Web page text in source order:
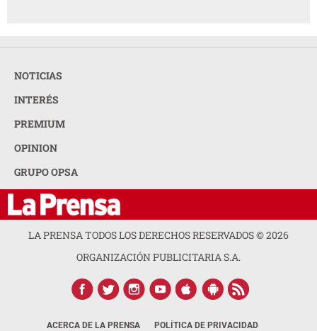
NOTICIAS
INTERÉS
PREMIUM
OPINION
GRUPO OPSA
LA PRENSA TODOS LOS DERECHOS RESERVADOS ©2026
ORGANIZACIÓN PUBLICITARIA S.A.
ACERCA DE LA PRENSA POLÍTICA DE PRIVACIDAD